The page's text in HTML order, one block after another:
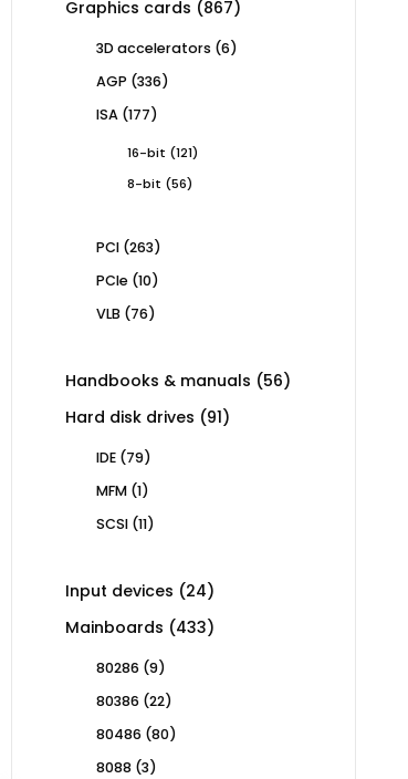
Graphics cards 867867
3D accelerators 66
AGP 336336
ISA 177177
16-bit 121121
8-bit 5656
PCI 263263
PCIe 1010
VLB 7676
Handbooks & manuals 5656
Hard disk drives 9191
IDE 7979
MFM 11
SCSI 1111
Input devices 2424
products
Mainboards 433433
80286 99
80386 2222
80486 8080
8088 33